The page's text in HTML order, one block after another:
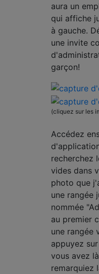
aura un
qui affiche
à gauche.
une invite
garçon!
(cliquez sur les
Accédez
recherchez
vides dans
photo que
une rangée
nommée
au premier
une rangée
appuyez
vous avez
remarquiez